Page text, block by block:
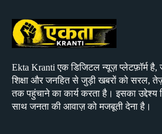
Ekta Kranti एक डिजिटल न्यूज़ प्लेटफ़ॉर्म है,
शिक्षा और जनहित से जुड़ी खबरों को सरल,
तक पहुंचाने का कार्य करता है। इसका उद्देश्य
साथ जनता की आवाज़ को मजबूती देना है।